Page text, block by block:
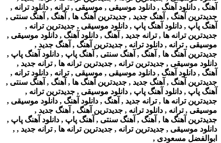
آهنگ , دانلود آهنگ , دانلود موسیقی , موسیقی , ترانه , دانلود ترانه ,
جدیدترین آهنگ , آهنگ جدید , جدیدترین آهنگ ها , آهنگ , آهنگ سنتی ,
آهنگ پاپ , دانلود آهنگ پاپ , دانلود موسیقی , جدیدترین ترانه ,
جدیدترین ترانه ها , ترانه جدید , آهنگ , دانلود آهنگ , دانلود موسیقی ,
موسیقی , ترانه , دانلود ترانه , جدیدترین آهنگ , آهنگ جدید ,
جدیدترین آهنگ ها , آهنگ , آهنگ سنتی , آهنگ پاپ , دانلود آهنگ پاپ ,
دانلود موسیقی , جدیدترین ترانه , جدیدترین ترانه ها , ترانه جدید ,
آهنگ , دانلود آهنگ , دانلود موسیقی , موسیقی , ترانه , دانلود ترانه ,
جدیدترین آهنگ , آهنگ جدید , جدیدترین آهنگ ها , آهنگ , آهنگ سنتی ,
آهنگ پاپ , دانلود آهنگ پاپ , دانلود موسیقی , جدیدترین ترانه ,
جدیدترین ترانه ها , ترانه جدید , آهنگ , دانلود آهنگ , دانلود موسیقی ,
موسیقی , ترانه , دانلود ترانه , جدیدترین آهنگ , آهنگ جدید ,
جدیدترین آهنگ ها , آهنگ , آهنگ سنتی , آهنگ پاپ , دانلود آهنگ پاپ ,
دانلود موسیقی , جدیدترین ترانه , جدیدترین ترانه ها , ترانه جدید , ,
ابوالفضل مسعودی ,